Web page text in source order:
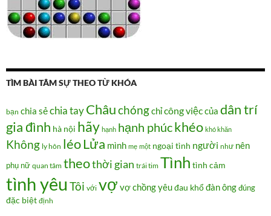
TÌM BÀI TÂM SỰ THEO TỪ KHÓA
bạn chia sẻchia tay Châuchóngchỉcông việccủa dân trí
gia đình hà nội hãy hạnh hạnh phúckhéo khó khăn
Không ly hôn léoLửa mình mẹ một ngoại tình người như nên
phụ nữ quan tâm theothời gian trái tim Tình tình cảm
tình yêu Tôi với vợ vợ chồngyêuđau khổđàn ôngđúng
đặc biệt định